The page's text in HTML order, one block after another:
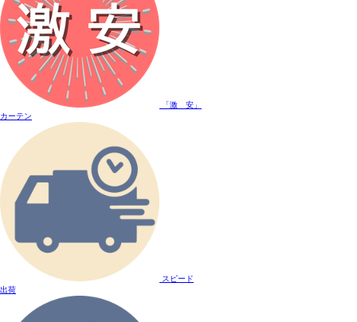
「激 安」
カーテン
スピード
出荷